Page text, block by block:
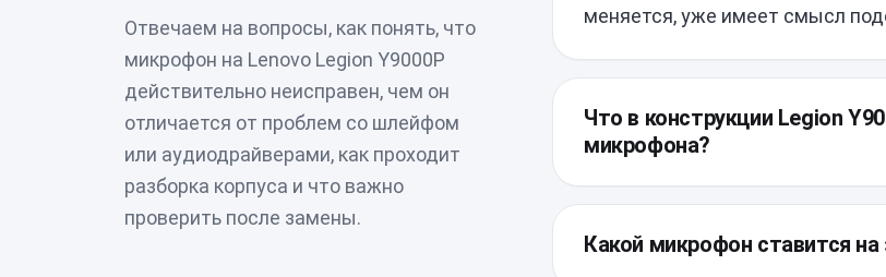
Отвечаем на вопросы, как понять, что
микрофон на Lenovo Legion Y9000P
действительно неисправен, чем он
отличается от проблем со шлейфом
или аудиодрайверами, как проходит
разборка корпуса и что важно
проверить после замены.
меняется, уже имеет смысл
Что в конструкции Legion
микрофона?
У этой модели компактная
связан со шлейфом и верхней
Какой микрофон ставится